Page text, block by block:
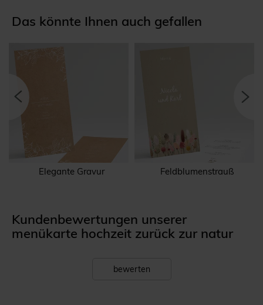
Das könnte Ihnen auch gefallen
Elegante Gravur Feldblumenstrauß
Kundenbewertungen unserer
menükarte hochzeit zurück zur natur
bewerten